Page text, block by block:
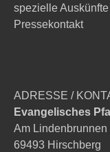
spezielle
Pressekontakt
ADRESSE /
Evangelisches
Am Lindenbrunnen
69493 Hirschberg